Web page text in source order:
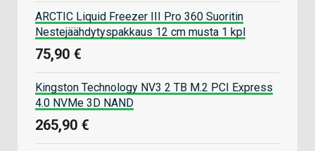
ARCTIC Liquid Freezer III Pro 360 Suoritin
Nestejäähdytyspakkaus 12 cm musta 1 kpl
75,90 €
Kingston Technology NV3 2 TB M.2 PCI Express
4.0 NVMe 3D NAND
265,90 €